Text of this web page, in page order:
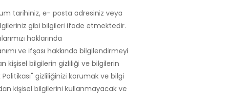
tarihiniz, e- posta adresiniz veya
gibi bilgileri ifade etmektedir.
haklarında
ve ifşası hakkında bilgilendirmeyi
kişisel bilgilerin gizliliği ve bilgilerin
Politikası" gizliliğinizi korumak ve bilgi
kişisel bilgilerini kullanmayacak ve